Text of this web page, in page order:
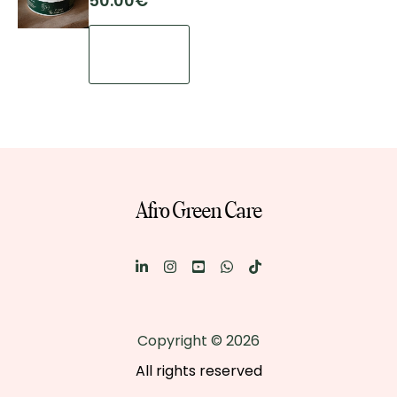
Afro Green Care
Copyright © 2026
All rights reserved